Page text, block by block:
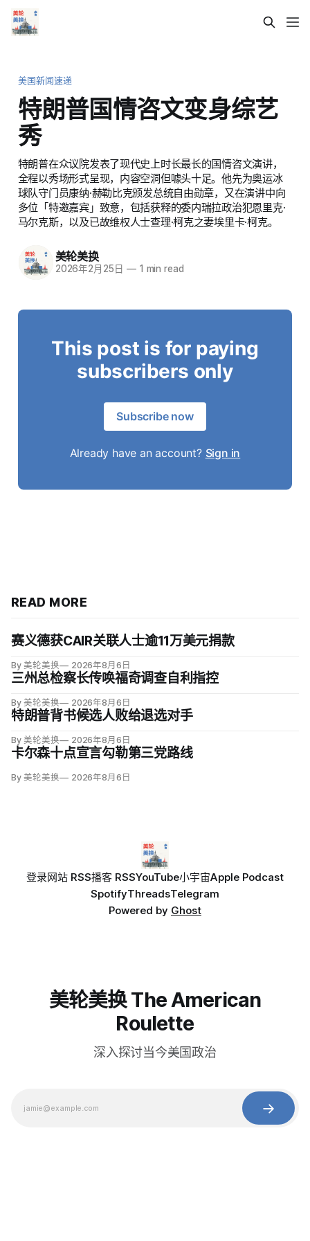
美国新闻速递
特朗普国情咨文变身综艺
秀
特朗普在众议院发表了现代史上时长最长的国情咨文演讲，
全程以秀场形式呈现，内容空洞但噱头十足。他先为奥运冰
球队守门员康纳·赫勒比克颁发总统自由勋章，又在演讲中向
多位「特邀嘉宾」致意，包括获释的委内瑞拉政治犯恩里克·
马尔克斯，以及已故维权人士查理·柯克之妻埃里卡·柯克。
美轮美换
2026年2月25日 —1 min read
This post is for paying
subscribers only
Subscribe now
Already have an account? Sign in
READ MORE
赛义德获CAIR关联人士逾11万美元捐款
By 美轮美换 2026年8月6日
三州总检察长传唤福奇调查自利指控
By 美轮美换 2026年8月6日
特朗普背书候选人败给退选对手
By 美轮美换 2026年8月6日
卡尔森十点宣言勾勒第三党路线
By 美轮美换 2026年8月6日
登录网站 RSS播客 RSSYouTube小宇宙Apple Podcast
SpotifyThreadsTelegram
Powered by Ghost
美轮美换 The American
Roulette
深入探讨当今美国政治